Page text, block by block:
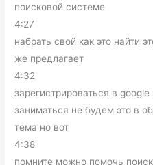
поисковой системе
4:27
набрать свой как это найти
же предлагает
4:32
зарегистрироваться в
заниматься не будем это в
тема но вот
4:38
помните можно помочь